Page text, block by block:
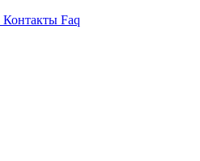
Контакты Faq